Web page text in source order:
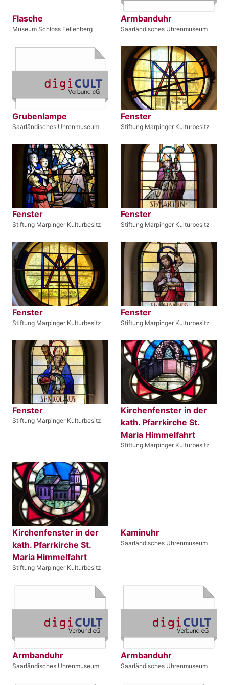
Flasche
Museum Schloss Fellenberg
Armbanduhr
Saarländisches Uhrenmuseum
Grubenlampe
Saarländisches Uhrenmuseum
Fenster
Stiftung Marpinger Kulturbesitz
Fenster
Stiftung Marpinger Kulturbesitz
Fenster
Stiftung Marpinger Kulturbesitz
Fenster
Stiftung Marpinger Kulturbesitz
Fenster
Stiftung Marpinger Kulturbesitz
Fenster
Stiftung Marpinger Kulturbesitz
Kirchenfenster in der
kath. Pfarrkirche St.
Maria Himmelfahrt
Stiftung Marpinger Kulturbesitz
Kirchenfenster in der
kath. Pfarrkirche St.
Maria Himmelfahrt
Stiftung Marpinger Kulturbesitz
Kaminuhr
Saarländisches Uhrenmuseum
Armbanduhr
Saarländisches Uhrenmuseum
Armbanduhr
Saarländisches Uhrenmuseum